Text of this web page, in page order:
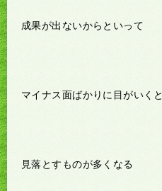
成果が出ないからといって
マイナス面ばかりに目がいくと
見落とすものが多くなる